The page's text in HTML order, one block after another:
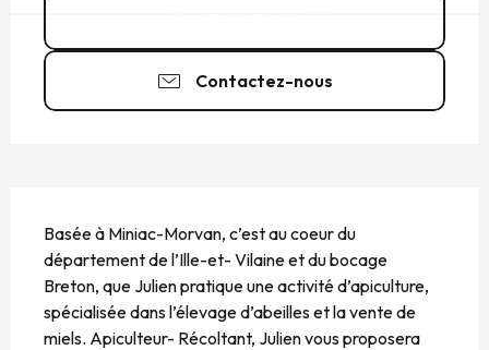
Contactez-nous
Basée à Miniac-Morvan, c’est au coeur du
département de l’Ille-et- Vilaine et du bocage
Breton, que Julien pratique une activité d’apiculture,
spécialisée dans l’élevage d’abeilles et la vente de
miels. Apiculteur- Récoltant, Julien vous proposera